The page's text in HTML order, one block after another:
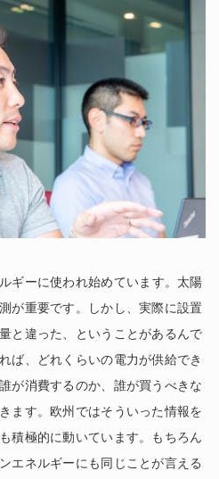
ギーに使われ始めています。太陽
が重要です。しかし、実際に設置
と違った、ということがあるんで
ば、どれくらいの電力が供給でき
が消費するのか、誰が買うべきな
ます。欧州ではそういった情報を
積極的に動いています。もちろん
エネルギーにも同じことが言える